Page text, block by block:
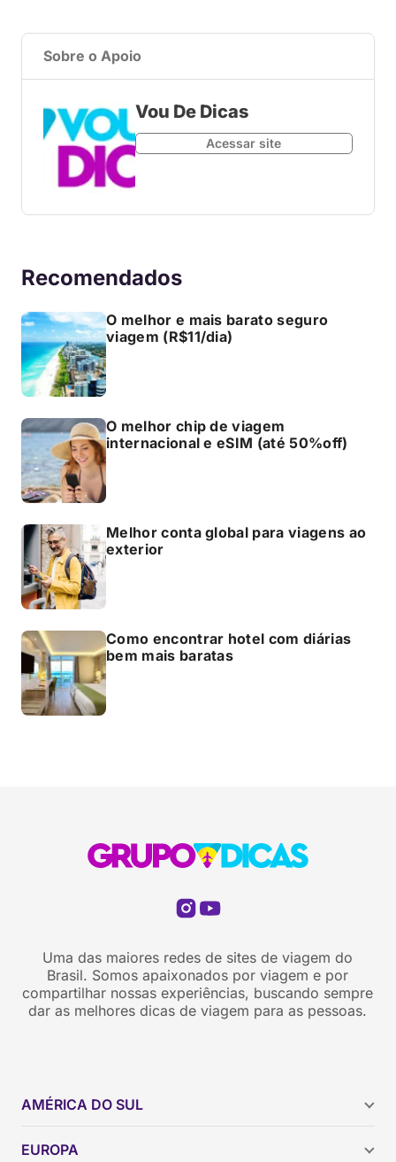
Sobre o Apoio
Vou De Dicas
Acessar site
Recomendados
O melhor e mais barato seguro
viagem (R$11/dia)
O melhor chip de viagem
internacional e eSIM (até 50%off)
Melhor conta global para viagens ao
exterior
Como encontrar hotel com diárias
bem mais baratas
Uma das maiores redes de sites de viagem do
Brasil. Somos apaixonados por viagem e por
compartilhar nossas experiências, buscando sempre
dar as melhores dicas de viagem para as pessoas.
AMÉRICA DO SUL
EUROPA